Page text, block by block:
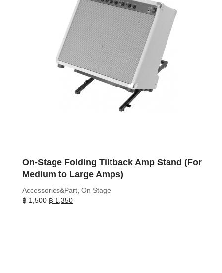
On-Stage Folding Tiltback Amp Stand (For
Medium to Large Amps)
Accessories&Part, On Stage
฿1,500 Original
฿ 1,350Current